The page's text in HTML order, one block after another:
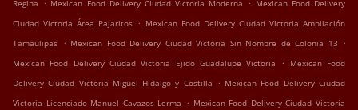
Regina
Mexican Food Delivery Ciudad Victoria Moderna
Mexican Food Delivery
Ciudad Victoria Área Pajaritos . Mexican Food Delivery Ciudad Victoria Ampliación
Tamaulipas . Mexican Food Delivery Ciudad Victoria Sin Nombre de Colonia 13 .
Mexican Food Delivery Ciudad Victoria Ejido Guadalupe Victoria
.
Mexican Food
Delivery Ciudad Victoria Miguel Hidalgo y Costilla . Mexican Food Delivery Ciudad
Victoria Licenciado Manuel Cavazos Lerma . Mexican Food Delivery Ciudad Victoria